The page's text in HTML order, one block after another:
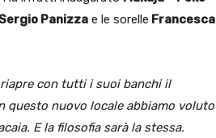
Panizza e le sorelle Francesca
con tutti i suoi banchi il
questo nuovo locale abbiamo voluto
E la filosofia sarà la stessa.